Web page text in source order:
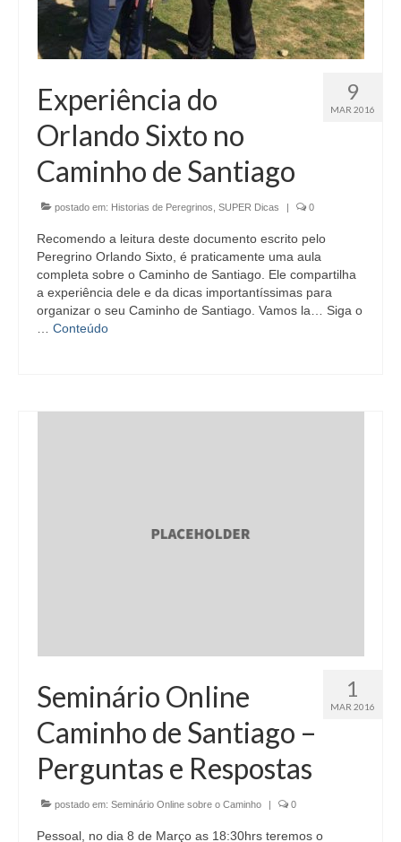
9
MAR 2016
Experiência do
Orlando Sixto no
Caminho de Santiago
postado em: Historias de Peregrinos SUPER Dicas | 0
Recomendo a leitura deste documento escrito pelo
Peregrino Orlando Sixto, é praticamente uma aula
completa sobre o Caminho de Santiago. Ele compartilha
a experiência dele e da dicas importantíssimas para
organizar o seu Caminho de Santiago. Vamos la… Siga o
Conteúdo
1
MAR 2016
Seminário Online
Caminho de Santiago –
Perguntas e Respostas
postado em: Seminário Online sobre o Caminho 0
Pessoal, no dia 8 de Março as 18:30hrs teremos o